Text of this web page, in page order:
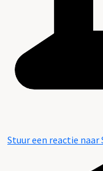
Stuur een reactie